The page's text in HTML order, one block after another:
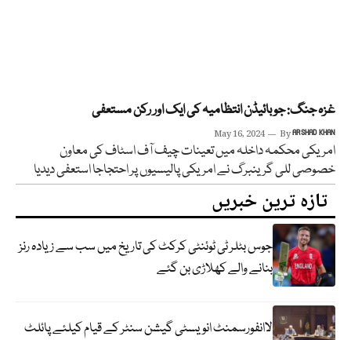
غزہ جنگ: جوبائیڈن انتظامیہ کی ایک اور رکن مستعفی
May 16, 2024 ByARSHAD KHAN
امریکی محکمہ داخلہ میں تعینات چیف آف اسٹاف کی معاون
خصوصی للی گرینبرگ نے امریکی پالیسیوں پر احتجاجا استعفی دیدیا
تازہ ترین خبریں
جوس بٹلر ٹی ٹوئنٹی کرکٹ کی تاریخ میں سب سے زیادہ رنز
بنانے والے کھلاڑی بن گئے
لاانفورسمنٹ انویسٹی گیشن سنٹر کے قیام کیلئے پائلٹ